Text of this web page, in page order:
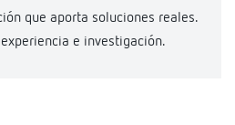
que aporta soluciones reales.
e investigación.